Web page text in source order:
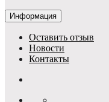
Информация
Оставить отзыв
Новости
Контакты